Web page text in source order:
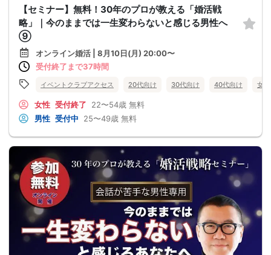
【セミナー】無料！30年のプロが教える「婚活戦
略」｜今のままでは一生変わらないと感じる男性へ
⑨
オンライン婚活 | 8月10日(月) 20:00〜
受付終了まで37時間
イベントクラブアクセス 20代向け 30代向け 40代向け 女
女性 受付終了 22〜54歳 無料
男性 受付中 25〜49歳 無料